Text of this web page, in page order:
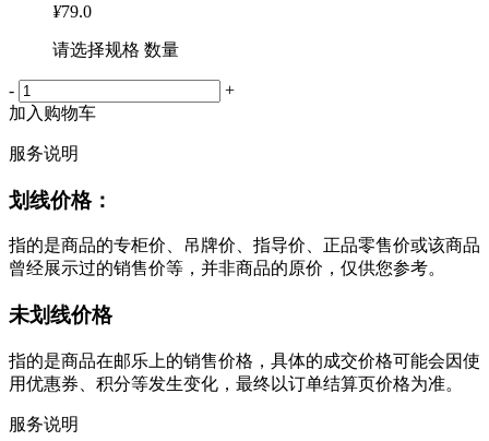
¥79.0
请选择规格 数量
-
+
加入购物车
服务说明
划线价格：
指的是商品的专柜价、吊牌价、指导价、正品零售价或该商品
曾经展示过的销售价等，并非商品的原价，仅供您参考。
未划线价格
指的是商品在邮乐上的销售价格，具体的成交价格可能会因使
用优惠券、积分等发生变化，最终以订单结算页价格为准。
服务说明